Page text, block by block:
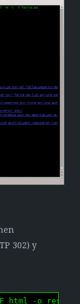
302) y
html -o